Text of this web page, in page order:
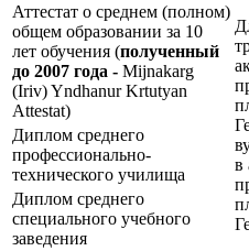
Аттестат о среднем (полном)
общем образовании за 10
лет обучения (полученный
до 2007 года - Mijnakarg
(Iriv) Yndhanur Krtutyan
Attestat)
в
Диплом среднего
профессионально-
технического училища
Диплом среднего
специального учебного
заведения